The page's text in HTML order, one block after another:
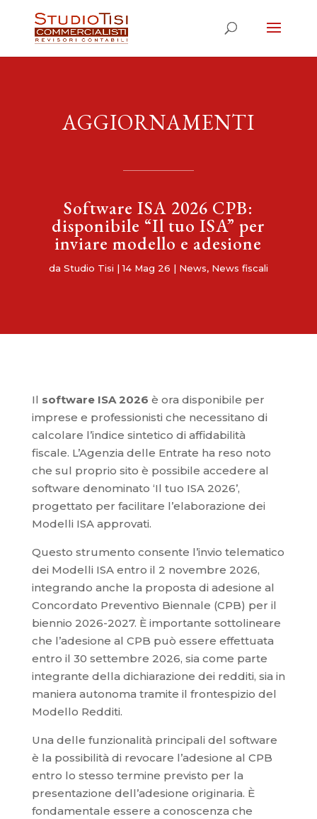
AGGIORNAMENTI
Software ISA 2026 CPB:
disponibile “Il tuo ISA” per
inviare modello e adesione
da Studio Tisi |14 Mag 26 | News, News fiscali
Il software ISA 2026 è ora disponibile per
imprese e professionisti che necessitano di
calcolare l’indice sintetico di affidabilità
fiscale. L’Agenzia delle Entrate ha reso noto
che sul proprio sito è possibile accedere al
software denominato ‘Il tuo ISA 2026’,
progettato per facilitare l’elaborazione dei
Modelli ISA approvati.
Questo strumento consente l’invio telematico
dei Modelli ISA entro il 2 novembre 2026,
integrando anche la proposta di adesione al
Concordato Preventivo Biennale (CPB) per il
biennio 2026-2027. È importante sottolineare
che l’adesione al CPB può essere effettuata
entro il 30 settembre 2026, sia come parte
integrante della dichiarazione dei redditi, sia in
maniera autonoma tramite il frontespizio del
Modello Redditi.
Una delle funzionalità principali del software
è la possibilità di revocare l’adesione al CPB
entro lo stesso termine previsto per la
presentazione dell’adesione originaria. È
fondamentale essere a conoscenza che